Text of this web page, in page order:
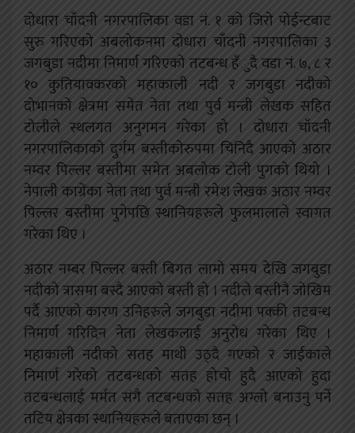
दोधारा चाँदनी नगरपालिका वडा नं. १ को जिरो पोईन्टबाट
सुरु गरिएको अबलोकनमा दोधारा चाँदनी नगरपालिका ३
जगबुडा नदीमा निमार्ण गरिएको तटबन्ध हँुदै वडा नं. ७, ८ र
१० कुतियावकरको महाकाली नदी र जगबुडा नदीको
दोभानको क्षेत्रमा समेत नेता तथा पुर्व मन्त्री लेखक सहित
टोलीले स्थलगत अनुगमन गरेका हो । दोधारा चाँदनी
नगरपालिकाको दुर्गम बस्तीकोरुपमा चिनिदै आएको अठार
नम्वर पिल्लर बस्तीमा समेत अबलोक टोली पुगको थियो ।
नेपाली काग्रेंका नेता तथा पुर्व मन्त्री रमेश लेखक अठार नम्वर
पिल्लर बस्तीमा पुगेपछि स्थानियहरुले फुलमालाले स्वागत
गरेका थिए ।
अठार नम्बर पिल्लर बस्ती बिगत लामो समय देखि जगबुडा
नदीको त्रासमा बस्दै आएको बस्ती हो । नदीले बस्तीनै जोखिम
पर्दै आएको कारण उनिहरुले जगबुडा नदीमा पक्की तटबन्ध
निमार्ण गरिदिन नेता लेखकलाई अनुरोध गरेका थिए ।
महाकाली नदीको सतह माथी उठ्दै गएको र जाईकाले
निमार्ण गरेको तटबन्धको सतह होचो हुदै आएको हुदा
तटबन्धलाई मर्मत संगै तटबन्धको सतह अग्लो बनाउनु पर्ने
तटिय क्षेत्रका स्थानियहरुले बताएका छन् ।